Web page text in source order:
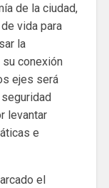
de la ciudad,
vida para
la
conexión
ejes será
levantar
e
el